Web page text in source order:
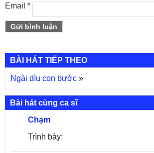
Email *
BÀI HÁT TIẾP THEO
Ngài dìu con bước »
Bài hát cùng ca sĩ
Chạm
Trình bày: